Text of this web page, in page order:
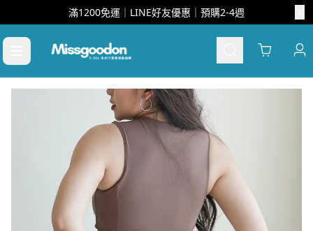
滿1200免運｜LINE好友優惠｜預購2-4週
Cart